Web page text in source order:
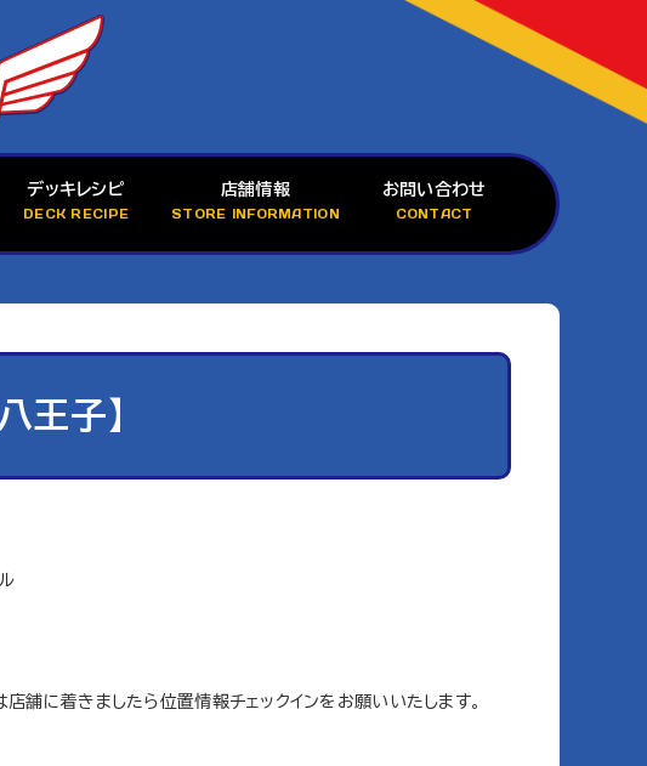
デッキレシピ
DECK RECIPE
店舗情報
STORE INFORMATION
お問い合わせ
CONTACT
王子】
店舗に着きましたら位置情報チェックインをお願いいたします。